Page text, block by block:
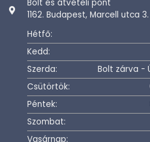
Bolt és átvételi pont
1162. Budapest, Marcell utca 3.
Hétfő:
Kedd:
Szerda:
Bolt zárva -
Csütörtök:
Péntek:
Szombat:
Vasárnap: